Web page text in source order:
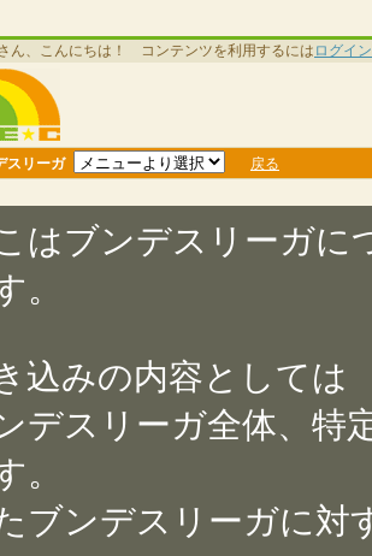
ん、こんにちは！ コンテンツを利用するには ログイン
スリーガ 戻る
はブンデスリーガに
。
込みの内容としては
デスリーガ全体、特
。
ブンデスリーガに対